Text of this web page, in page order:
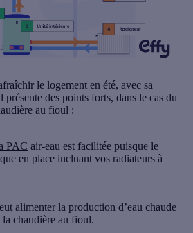
le logement en été, avec sa
des points forts, dans le cas du
au fioul :
PAC air-eau est facilitée puisque le
en place incluant vos radiateurs à
alimenter la production d’eau chaude
la chaudière au fioul.